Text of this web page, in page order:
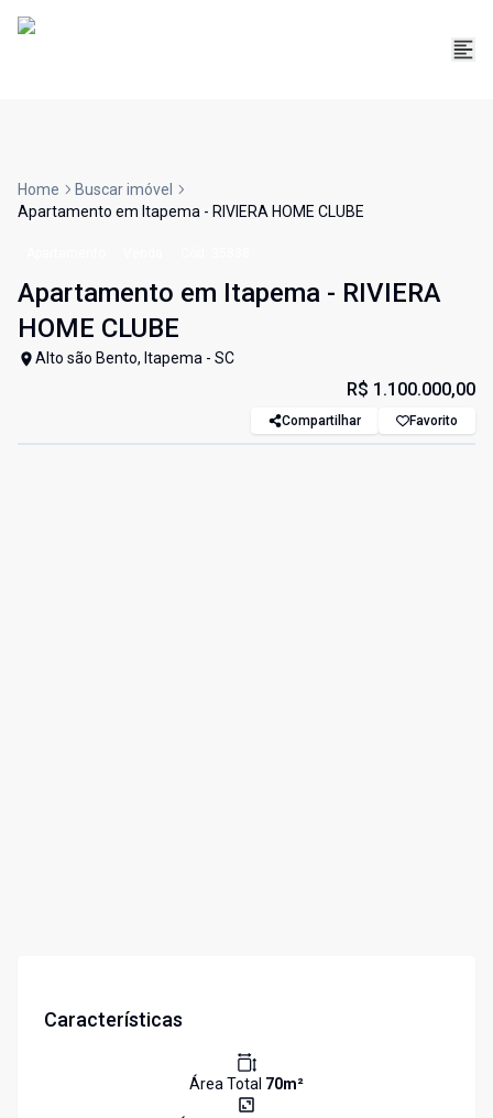
Home
Buscar imóvel
Apartamento em Itapema - RIVIERA HOME CLUBE
Apartamento em Itapema - RIVIERA
HOME CLUBE
Alto são Bento, Itapema - SC
R$ 1.100.000,00
Compartilhar Favorito
Características
Área Total 70m²